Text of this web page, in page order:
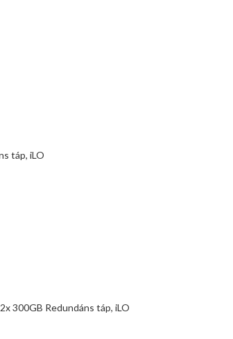
táp, iLO
300GB Redundáns táp, iLO